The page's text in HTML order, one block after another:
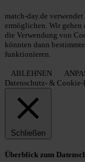
match-day.de
ermöglichen. Wir gehen
die Verwendung von
könnten dann
funktionieren.
ABLEHNEN
Datenschutz- &
Schließen
Überblick zum